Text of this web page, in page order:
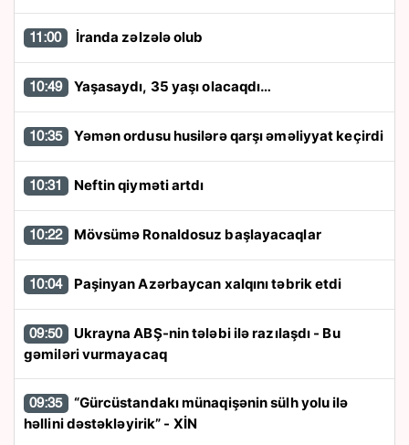
11:00 İranda zəlzələ olub
10:49 Yaşasaydı, 35 yaşı olacaqdı…
10:35 Yəmən ordusu husilərə qarşı əməliyyat keçirdi
10:31 Neftin qiyməti artdı
10:22 Mövsümə Ronaldosuz başlayacaqlar
10:04 Paşinyan Azərbaycan xalqını təbrik etdi
09:50
gəmiləri vurmayacaq
09:35
həllini dəstəkləyirik” - XİN